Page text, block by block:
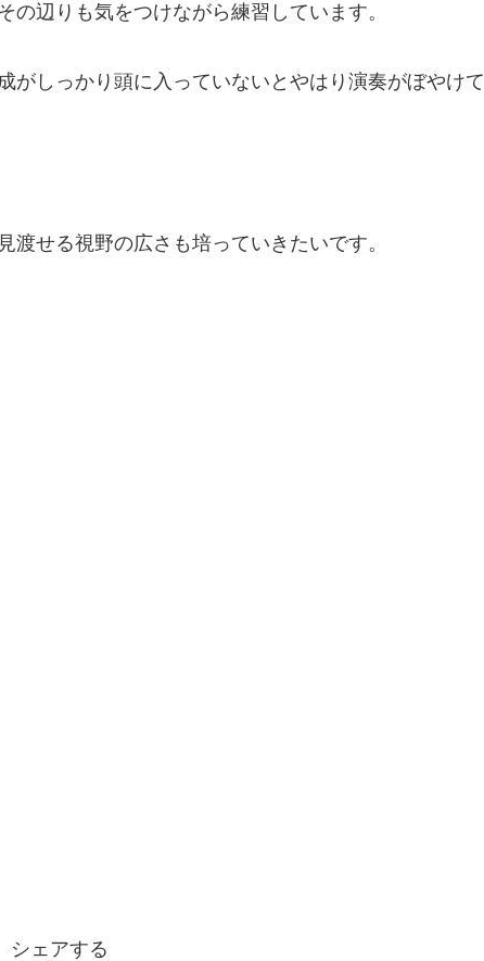
辺りも気をつけながら練習しています。
がしっかり頭に入っていないとやはり演奏がぼやけて
せる視野の広さも培っていきたいです。
シェアする